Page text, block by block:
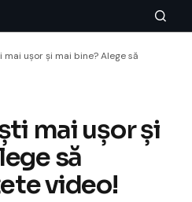
ușor și mai bine? Alege să
mai ușor și
să
video!